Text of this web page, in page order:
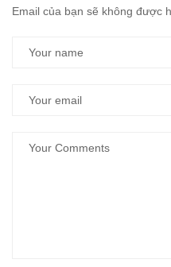
Email của bạn sẽ không được